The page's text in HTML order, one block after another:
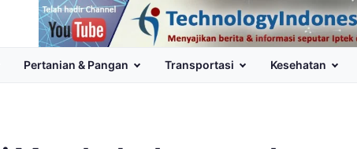
Channel
Youtube
Pertanian & Pangan Transportasi Kesehatan